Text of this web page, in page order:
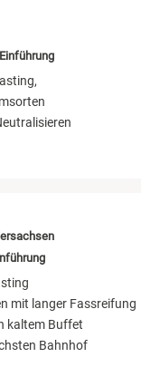
mit langer Fassreifung
kaltem Buffet
Bahnhof